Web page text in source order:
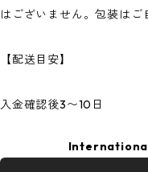
はございません。包装はご
【配送目安】
入金確認後3〜10日